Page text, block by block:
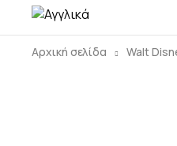
Αρχική σελίδα Walt